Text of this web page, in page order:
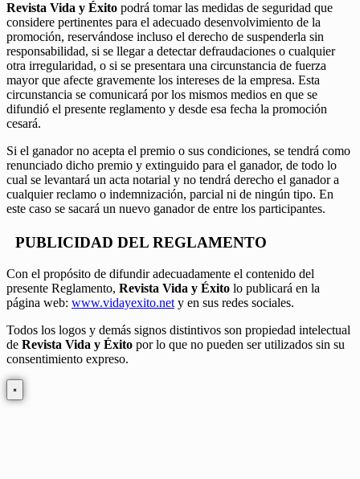
Revista Vida y Éxito podrá tomar las medidas de seguridad que
considere pertinentes para el adecuado desenvolvimiento de la
promoción, reservándose incluso el derecho de suspenderla sin
responsabilidad, si se llegar a detectar defraudaciones o cualquier
otra irregularidad, o si se presentara una circunstancia de fuerza
mayor que afecte gravemente los intereses de la empresa. Esta
circunstancia se comunicará por los mismos medios en que se
difundió el presente reglamento y desde esa fecha la promoción
cesará.
Si el ganador no acepta el premio o sus condiciones, se tendrá como
renunciado dicho premio y extinguido para el ganador, de todo lo
cual se levantará un acta notarial y no tendrá derecho el ganador a
cualquier reclamo o indemnización, parcial ni de ningún tipo. En
este caso se sacará un nuevo ganador de entre los participantes.
PUBLICIDAD DEL REGLAMENTO
Con el propósito de difundir adecuadamente el contenido del
presente Reglamento, Revista Vida y Éxito lo publicará en la
página web: www.vidayexito.net y en sus redes sociales.
Todos los logos y demás signos distintivos son propiedad intelectual
de Revista Vida y Éxito por lo que no pueden ser utilizados sin su
consentimiento expreso.
×